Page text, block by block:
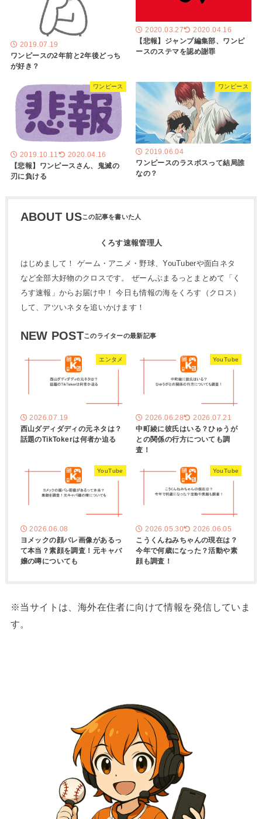
2019.07.19
ワンピースの2年前と2年後どっち
が好き？
2020.03.27 2020.04.16
【悲報】ジャンプ編集部、ワンピ
ースのステマを認め謝罪
ワンピース
2019.10.11 2020.04.16
【悲報】ワンピースさん、鬼滅の
刃に負ける
ワンピース
2019.06.04
ワンピースのラスボスって結局誰
なの？
ABOUT US
くろす速報管理人
はじめまして！ ゲーム・アニメ・野球、YouTuberや面白ネタ
など全部大好物のクロスです。 ぜーんぶまるっとまとめて「く
ろす速報」からお届け中！ 今日も情報の海をくろす（クロス）
して、アツいネタを追いかけます！
NEW POST
エンタメ
2026.07.19
西山ダディダディの元ネタは？
話題のTikTokerは何者か迫る
YouTube
2026.06.28 2026.07.21
中町綾に彼氏はいる？ひゅうが
との関係の行方についても調
査！
YouTube
2026.06.08
ヨメックの顔バレ画像があるっ
て本当？素顔を調査！元キャバ
嬢の噂についても
YouTube
2026.05.30 2026.06.05
こうくんねみちゃんの現在は？
今年で何歳になった？活動や素
顔も調査！
※当サイトは、海外在住者に向けて情報を発信していま
す。